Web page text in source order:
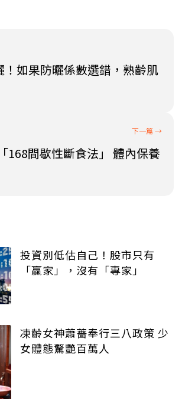
！如果防曬係數選錯，熟齡肌
168間歇性斷食法」 體內保養
投資別低估自己！股市只有
「贏家」，沒有「專家」
凍齡女神蕭薔奉行三八政策 少
女體態驚艷百萬人